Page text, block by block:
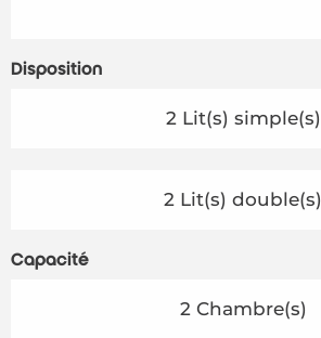
Disposition
2 Lit(s) simple(s)
2 Lit(s) double(s)
Capacité
2 Chambre(s)